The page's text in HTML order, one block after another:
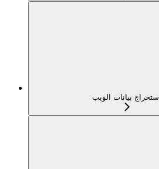
استخراج بيانات الويب